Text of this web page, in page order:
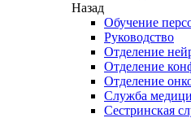
Назад
Обучение
Руководство
Отделение
Отделение
Отделение
Служба
Сестринская